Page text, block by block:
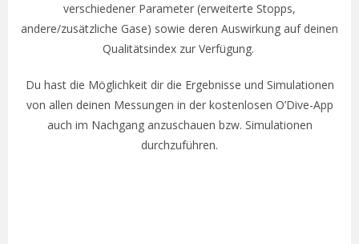
verschiedener Parameter (erweiterte Stopps,
andere/zusätzliche Gase) sowie deren Auswirkung auf deinen
Qualitätsindex zur Verfügung.
Du hast die Möglichkeit dir die Ergebnisse und Simulationen
von allen deinen Messungen in der kostenlosen O’Dive-App
auch im Nachgang anzuschauen bzw. Simulationen
durchzuführen.